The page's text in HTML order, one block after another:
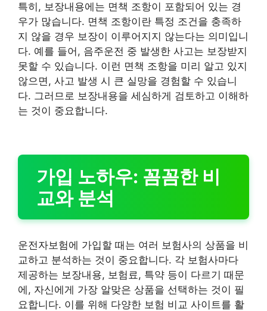
특히, 보장내용에는 면책 조항이 포함되어 있는 경
우가 많습니다. 면책 조항이란 특정 조건을 충족하
지 않을 경우 보장이 이루어지지 않는다는 의미입니
다. 예를 들어, 음주운전 중 발생한 사고는 보장받지
못할 수 있습니다. 이런 면책 조항을 미리 알고 있지
않으면, 사고 발생 시 큰 실망을 경험할 수 있습니
다. 그러므로 보장내용을 세심하게 검토하고 이해하
는 것이 중요합니다.
가입 노하우: 꼼꼼한 비
교와 분석
운전자보험에 가입할 때는 여러 보험사의 상품을 비
교하고 분석하는 것이 중요합니다. 각 보험사마다
제공하는 보장내용, 보험료, 특약 등이 다르기 때문
에, 자신에게 가장 알맞은 상품을 선택하는 것이 필
요합니다. 이를 위해 다양한 보험 비교 사이트를 활